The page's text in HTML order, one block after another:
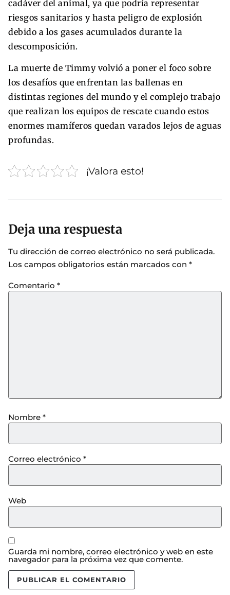
cadáver del animal, ya que podría representar
riesgos sanitarios y hasta peligro de explosión
debido a los gases acumulados durante la
descomposición.
La muerte de Timmy volvió a poner el foco sobre
los desafíos que enfrentan las ballenas en
distintas regiones del mundo y el complejo trabajo
que realizan los equipos de rescate cuando estos
enormes mamíferos quedan varados lejos de aguas
profundas.
¡Valora esto!
Deja una respuesta
Tu dirección de correo electrónico no será publicada.
Los campos obligatorios están marcados con *
Comentario *
Nombre *
Correo electrónico *
Web
Guarda mi nombre, correo electrónico y web en este
navegador para la próxima vez que comente.